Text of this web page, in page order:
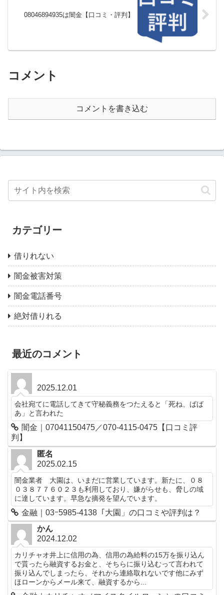
08046894935は闇金【口コミ・評判】
コメント
コメントを書き込む
カテゴリー
借りれない
闇金被害対策
闇金電話番号
絶対借りれる
最近のコメント
2025.12.01
会社宛てに電話してきて守秘義務をつたえると「死ね、ばば
あ」と言われた
闇金｜07041150475／070-4115-0475【口コミ評
判】
匿名
2025.02.15
闇金業者 大園は、いまだに営業しています。新たに、０８
０３８７７６０２３も利用しており、嫌がらせも、脅しの域
に達しています。早急な摘発を望んでいます。
金融｜03ｰ5985-4138「大園」の口コミや評判は？
かん
2024.12.02
カリチャオ井上に信用の為、信用の為給料の15万を振り込ん
で貰ったら融資するお金と、そちらに振り込むって言われて
振り込んでしまったら、それから連絡取れないです他にみず
ほローンからメール来て、融資するから...